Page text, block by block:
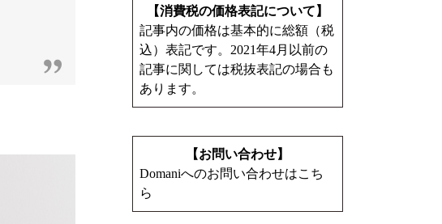
【消費税の価格表記について】
記事内の価格は基本的に総額（税
込）表記です。2021年4月以前の
記事に関しては税抜表記の場合も
あります。
【お問い合わせ】
Domaniへのお問い合わせはこち
ら